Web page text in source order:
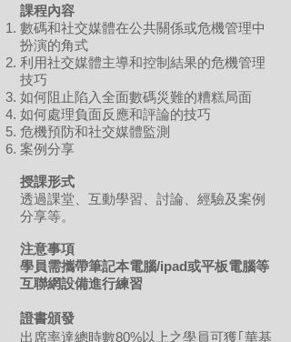
課程內容
數碼和社交媒體在公共關係或危機管理中
扮演的角式
利用社交媒體主導和控制結果的危機管理
技巧
如何阻止陷入全面數碼災難的糟糕局面
如何處理負面反應和評論的技巧
危機預防和社交媒體監測
案例分享
授課形式
透過課堂、互動學習、討論、經驗及案例
分享等。
注意事項
學員需攜帶筆記本電腦/ipad或平板電腦等
互聯網設備進行練習
證書頒發
出席率達總時數80%以上之學員可獲｢華基